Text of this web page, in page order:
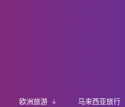
欧洲旅游 马来西亚旅行